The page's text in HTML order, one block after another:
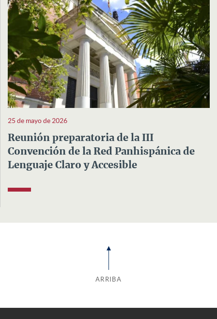
25 de mayo de 2026
Reunión preparatoria de la III
Convención de la Red Panhispánica de
Lenguaje Claro y Accesible
ARRIBA